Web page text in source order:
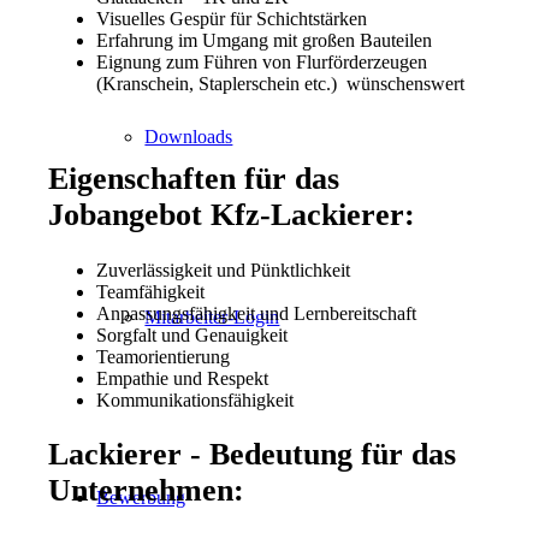
Downloads
Mitarbeiter-Login
Bewerbung
Visuelles Gespür für Schichtstärken
Erfahrung im Umgang mit großen Bauteilen
Eignung zum Führen von Flurförderzeugen
(Kranschein, Staplerschein etc.) wünschenswert
Eigenschaften für das
Jobangebot Kfz-Lackierer:
Zuverlässigkeit und Pünktlichkeit
Teamfähigkeit
Anpassungsfähigkeit und Lernbereitschaft
Sorgfalt und Genauigkeit
Teamorientierung
Empathie und Respekt
Kommunikationsfähigkeit
Lackierer - Bedeutung für das
Unternehmen: